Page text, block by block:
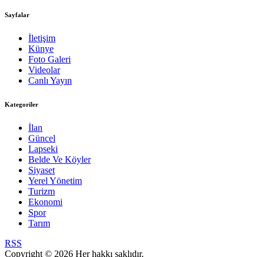
Sayfalar
İletişim
Künye
Foto Galeri
Videolar
Canlı Yayın
Kategoriler
İlan
Güncel
Lapseki
Belde Ve Köyler
Siyaset
Yerel Yönetim
Turizm
Ekonomi
Spor
Tarım
RSS
Copyright © 2026 Her hakkı saklıdır.